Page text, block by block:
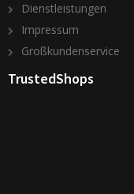
Dienstleistungen
Impressum
Großkundenservice
TrustedShops